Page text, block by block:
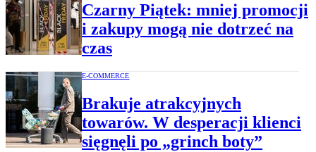
Czarny Piątek: mniej promocji
i zakupy mogą nie dotrzeć na
czas
E-COMMERCE
Brakuje atrakcyjnych
towarów. W desperacji klienci
sięgnęli po „grinch boty”